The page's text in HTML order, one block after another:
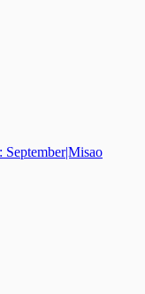
September|Misao